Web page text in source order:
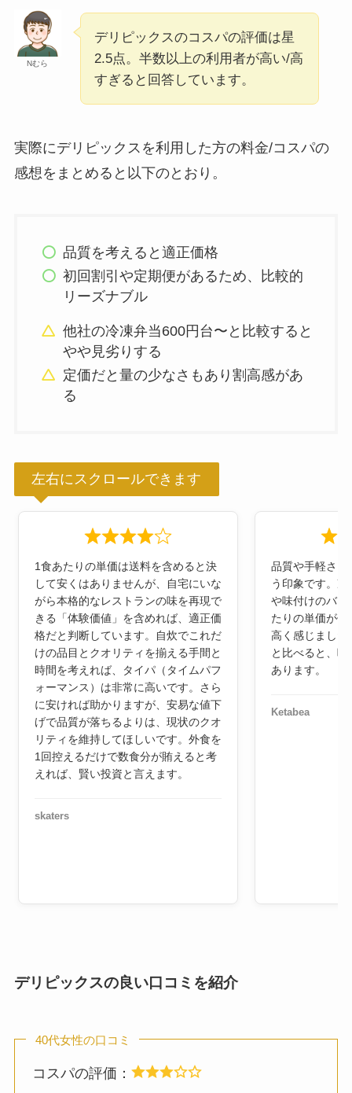
Nむら
デリピックスのコスパの評価は星
2.5点。半数以上の利用者が高い/高
すぎると回答しています。
実際にデリピックスを利用した方の料金/コスパの
感想をまとめると以下のとおり。
品質を考えると適正価格
初回割引や定期便があるため、比較的
リーズナブル
他社の冷凍弁当600円台〜と比較すると
やや見劣りする
定価だと量の少なさもあり割高感があ
る
左右にスクロールできます
1食あたりの単価は送料を含めると決
して安くはありませんが、自宅にいな
がら本格的なレストランの味を再現で
きる「体験価値」を含めれば、適正価
格だと判断しています。自炊でこれだ
けの品目とクオリティを揃える手間と
時間を考えれば、タイパ（タイムパフ
ォーマンス）は非常に高いです。さら
に安ければ助かりますが、安易な値下
げで品質が落ちるよりは、現状のクオ
リティを維持してほしいです。外食を
1回控えるだけで数食分が賄えると考
えれば、賢い投資と言えます。
skaters
品質や手軽さを
う印象です。
や味付けのバラ
たりの単価が
高く感じました
と比べると、
あります。
Ketabea
デリピックスの良い口コミを紹介
40代女性の口コミ
コスパの評価：